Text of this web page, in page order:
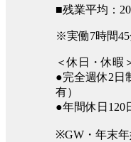
■残業平均：
※実働7時間45
＜休日・休暇
●完全週休2日
有）
●年間休日120
※GW・年末年